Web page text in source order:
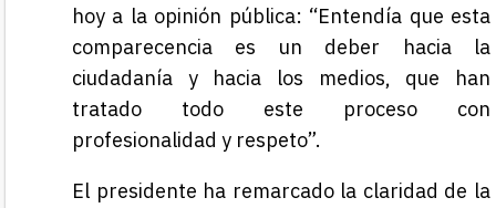
hoy a la opinión pública: “Entendía que esta
comparecencia es un deber hacia la
ciudadanía y hacia los medios, que han
tratado todo este proceso con
profesionalidad y respeto”.
El presidente ha remarcado la claridad de la